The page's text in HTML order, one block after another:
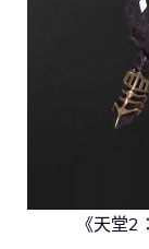
《天堂